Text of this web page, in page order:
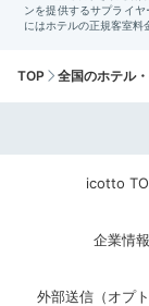
TOP 全国のホテル
icotto
企業情報
外部送信（オプト